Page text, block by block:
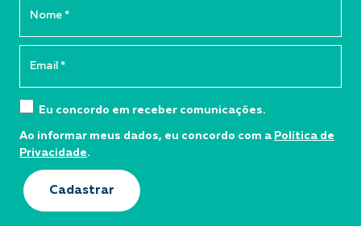
Eu concordo em receber comunicações.
Ao informar meus dados, eu concordo com a Política de
Privacidade.
Cadastrar